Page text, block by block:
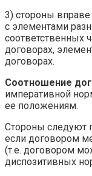
3) стороны
с элементами
соответственных
договорах,
договорах.
Соотношение
императивной
ее положениям.
Стороны следуют
если договором
(т.е. договором
диспозитивных